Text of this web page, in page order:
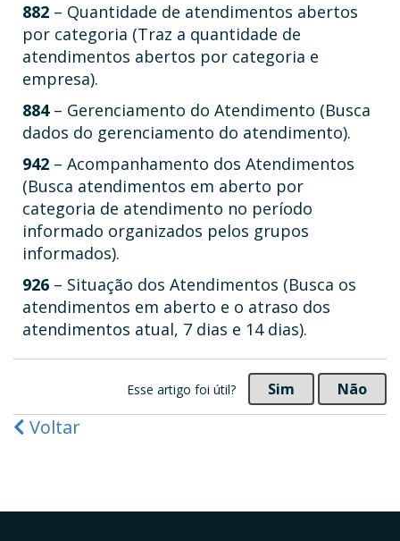
882 – Quantidade de atendimentos abertos
por categoria (Traz a quantidade de
atendimentos abertos por categoria e
empresa).
884– Gerenciamento do Atendimento (Busca
dados do gerenciamento do atendimento).
942 – Acompanhamento dos Atendimentos
(Busca atendimentos em aberto por
categoria de atendimento no período
informado organizados pelos grupos
informados).
926 – Situação dos Atendimentos (Busca os
atendimentos em aberto e o atraso dos
atendimentos atual, 7 dias e 14 dias).
Esse artigo foi útil? Sim Não
Voltar